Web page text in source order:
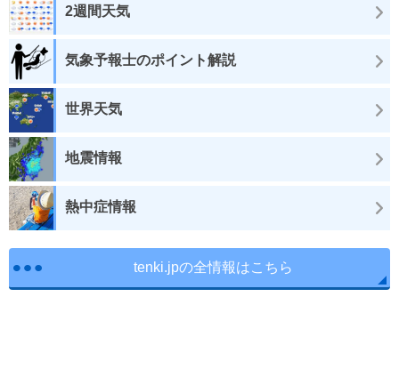
2週間天気
気象予報士のポイント解説
世界天気
地震情報
熱中症情報
tenki.jpの全情報はこちら